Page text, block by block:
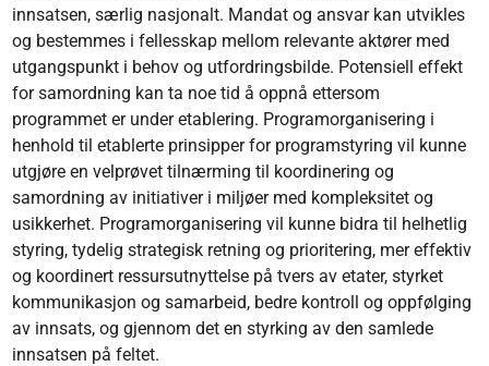
innsatsen, særlig nasjonalt. Mandat og ansvar kan utvikles
og bestemmes i fellesskap mellom relevante aktører med
utgangspunkt i behov og utfordringsbilde. Potensiell effekt
for samordning kan ta noe tid å oppnå ettersom
programmet er under etablering. Programorganisering i
henhold til etablerte prinsipper for programstyring vil kunne
utgjøre en velprøvet tilnærming til koordinering og
samordning av initiativer i miljøer med kompleksitet og
usikkerhet. Programorganisering vil kunne bidra til helhetlig
styring, tydelig strategisk retning og prioritering, mer effektiv
og koordinert ressursutnyttelse på tvers av etater, styrket
kommunikasjon og samarbeid, bedre kontroll og oppfølging
av innsats, og gjennom det en styrking av den samlede
innsatsen på feltet.